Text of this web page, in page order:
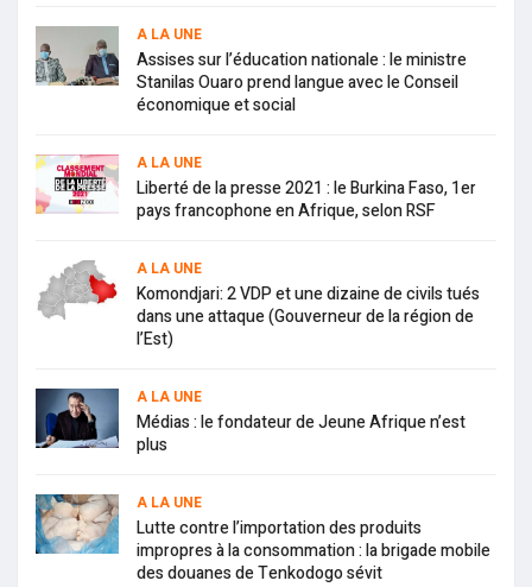
A LA UNE
Assises sur l’éducation nationale : le ministre
Stanilas Ouaro prend langue avec le Conseil
économique et social
A LA UNE
Liberté de la presse 2021 : le Burkina Faso, 1er
pays francophone en Afrique, selon RSF
A LA UNE
Komondjari: 2 VDP et une dizaine de civils tués
dans une attaque (Gouverneur de la région de
l’Est)
A LA UNE
Médias : le fondateur de Jeune Afrique n’est
plus
A LA UNE
Lutte contre l’importation des produits
impropres à la consommation : la brigade mobile
des douanes de Tenkodogo sévit